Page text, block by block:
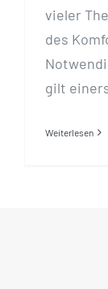
vieler
des
gilt
Weiterlesen